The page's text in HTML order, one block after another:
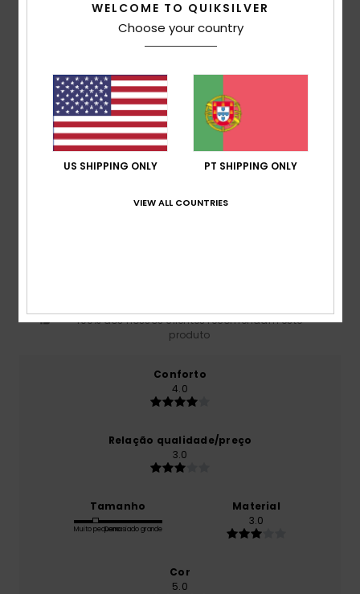
Composição100% Couro
Envio& Devoluciones
Avaliações dos clientes
Pontuação média
100% dos nossos clientes recomendam este
produto
Conforto
4.0
Relação qualidade/preço
3.0
Tamanho
Muito pequenoDemasiado grande
Material
3.0
Cor
5.0
WELCOME TO QUIKSILVER
Choose your country
US SHIPPING ONLY PT SHIPPING ONLY
VIEW ALL COUNTRIES